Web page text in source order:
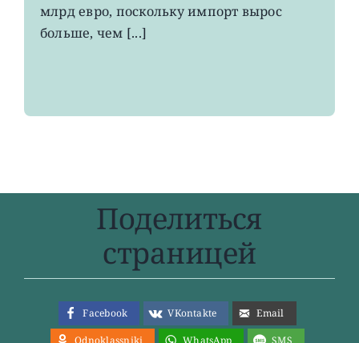
млрд евро, поскольку импорт вырос
больше, чем [...]
Поделиться
страницей
Facebook VKontakte
Email
Odnoklassniki
WhatsApp
SMS